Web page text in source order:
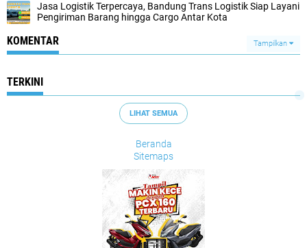
Jasa Logistik Terpercaya, Bandung Trans Logistik Siap Layani
Pengiriman Barang hingga Cargo Antar Kota
KOMENTAR Tampilkan
TERKINI
LIHAT SEMUA
Beranda
Sitemaps